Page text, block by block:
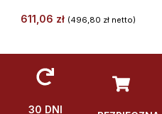
611,06 zł (496,80 złnetto)
30 DNI